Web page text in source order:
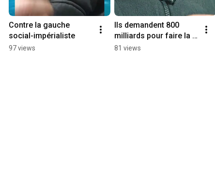
Contre la gauche
social-impérialiste
97 views
Ils demandent 800
milliards pour faire la
guerre
81 views